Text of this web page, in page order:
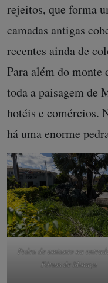
rejeitos, que forma
camadas antigas
recentes ainda de
Para além do
toda a paisagem de
hotéis e comércios.
há uma enorme
Pedra de amianto na
Fórum de Minaçu